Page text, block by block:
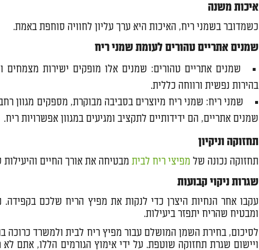
איכות משנה
כשמדובר בשמני ריח, האיכות היא ערך עליון לחוויה סוחפת באמת.
שמנים אתריים טהורים לעומת שמני ריח
שמנים אתריים טהורים: שמנים אלו מופקים ישירות מצמחים
בהירות נפשית ורווחה כללית.
שמני ריח: שמני ריח מיוצרים בסביבה מבוקרת, מספקים
שמנים אתריים, הם ידידותיים לתקציב ומגיעים במגוון אפשרויות ריח.
תחזוקה וניקיון
תחזוקה נכונה של מפיצי ריח לבית מבטיחה את אורך החיים
שגרות ניקוי קבועות
עקבו אחר הנחיות היצרן כדי לנקות את מפיץ הריח שלכם בקפידה.
ומבטיח שהריח יתפזר ביעילות.
לסיכום, בחירת השמן המושלם עבור מפיץ ריח לבית ולמשרד
ויישום שגרת תחזוקה שוטפת. על ידי אימוץ הגורמים הללו, אתם